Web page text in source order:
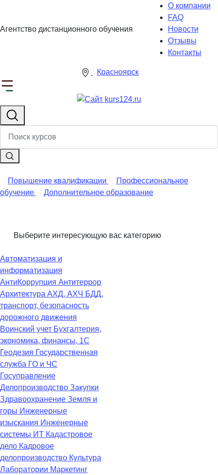
Агентство дистанционного обучения
О компании
FAQ
Новости
Отзывы
Контакты
Красноярск
Повышение квалификации
Профессиональное
обучение
Дополнительное образование
Выберите интересующую вас категорию
Автоматизация и
информатизация
АнтиКоррупция Антитеррор
Архитектура АХД, АХЧ БДД,
транспорт, безопасность
дорожного движения
Воинский учет Бухгалтерия,
экономика, финансы, 1С
Геодезия Государственная
служба ГО и ЧС
Госуправление
Делопроизводство Закупки
Здравоохранение Земля и
горы Инженерные
изыскания Инженерные
системы ИТ Кадастровое
дело Кадровое
делопроизводство Культура
Лаборатории Маркетинг